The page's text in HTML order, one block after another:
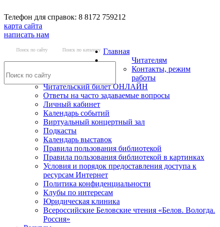
Телефон для справок: 8 8172 759212
карта сайта
написать нам
Поиск по сайту Поиск по каталогу Главная
Читателям
Контакты, режим
работы
Читательский билет ОНЛАЙН
Ответы на часто задаваемые вопросы
Личный кабинет
Календарь событий
Виртуальный концертный зал
Подкасты
Календарь выставок
Правила пользования библиотекой
Правила пользования библиотекой в картинках
Условия и порядок предоставления доступа к
ресурсам Интернет
Политика конфиденциальности
Клубы по интересам
Юридическая клиника
Всероссийские Беловские чтения «Белов. Вологда.
Россия»